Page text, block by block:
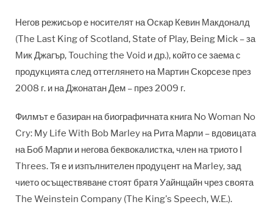
Негов режисьор е носителят на Оскар Кевин Макдоналд
(The Last King of Scotland, State of Play, Being Mick – за
Мик Джагър, Touching the Void и др.), който се заема с
продукцията след оттеглянето на Мартин Скорсезе през
2008 г. и на Джонатан Дем – през 2009 г.
Филмът е базиран на биографичната книга No Woman No
Cry: My Life With Bob Marley на Рита Марли – вдовицата
на Боб Марли и негова беквокалистка, член на триото I
Threes. Тя е и изпълнителен продуцент на Marley, зад
чието осъществяване стоят братя Уайнщайн чрез своята
The Weinstein Company (The King's Speech, W.E.).